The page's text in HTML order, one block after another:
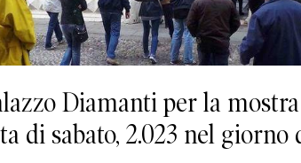
Diamanti per la
di sabato, 2.023 nel giorno